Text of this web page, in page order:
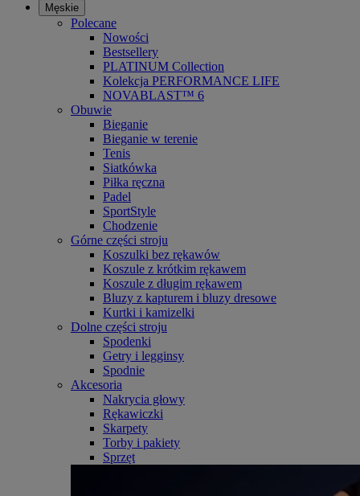
Męskie
Polecane
Nowości
Bestsellery
PLATINUM Collection
Kolekcja PERFORMANCE LIFE
NOVABLAST™ 6
Obuwie
Bieganie
Bieganie w terenie
Tenis
Siatkówka
Piłka ręczna
Padel
SportStyle
Chodzenie
Górne części stroju
Koszulki bez rękawów
Koszule z krótkim rękawem
Koszule z długim rękawem
Bluzy z kapturem i bluzy dresowe
Kurtki i kamizelki
Dolne części stroju
Spodenki
Getry i legginsy
Spodnie
Akcesoria
Nakrycia głowy
Rękawiczki
Skarpety
Torby i pakiety
Sprzęt